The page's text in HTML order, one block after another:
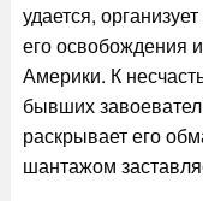
удается,
его освобождения
Америки. К
бывших
раскрывает его
шантажом